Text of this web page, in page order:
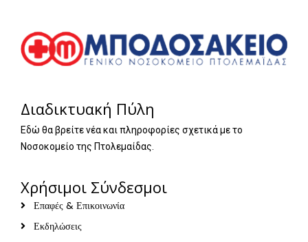
Διαδικτυακή Πύλη
Εδώ θα βρείτε νέα και πληροφορίες σχετικά με το
Νοσοκομείο της Πτολεμαίδας.
Χρήσιμοι Σύνδεσμοι
Επαφές & Επικοινωνία
Εκδηλώσεις